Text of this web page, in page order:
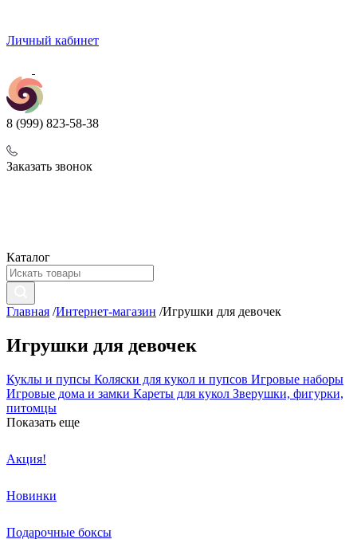
Личный кабинет
8 (999) 823-58-38
Заказать звонок
Каталог
Главная /Интернет-магазин /Игрушки для девочек
Игрушки для девочек
Куклы и пупсы Коляски для кукол и пупсов Игровые наборы
Игровые дома и замки Кареты для кукол Зверушки, фигурки,
питомцы
Показать еще
Акция!
Новинки
Подарочные боксы